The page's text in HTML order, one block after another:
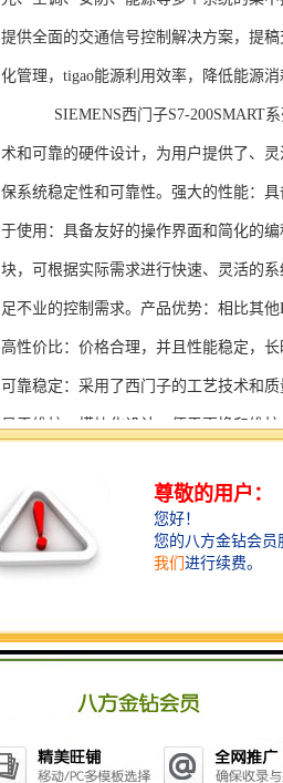
提供全面的交通信号控制解决方案，提
化管理，tigao能源利用效率，降低能源消
SIEMENS西门子S7-200SMART系列
术和可靠的硬件设计，为用户提供了、
保系统稳定性和可靠性。强大的性能：
于使用：具备友好的操作界面和简化的
块，可根据实际需求进行快速、灵活的
足不业的控制需求。产品优势：相比其他
高性价比：价格合理，并且性能稳定，长
可靠稳定：采用了西门子的工艺技术和
易于维护：模块化设计，便于更换和维
灵活配置：多种通信接口和编程模式可
快速部署：配备了完善的软件工具和技
在智能科技、自动化科技和机电领域内
SIEMENS西门子PLC模块S7-300系列
系列中的重要组成部分，S7-300系列产品
1. 灵活性和可扩展性：S7-300系列产品
2. 高速、高精度的模拟量输入输出：S7-